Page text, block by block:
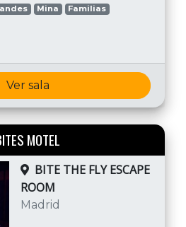
Mina Familias
Ver sala
MOTEL
BITE THE FLY ESCAPE
ROOM
Madrid